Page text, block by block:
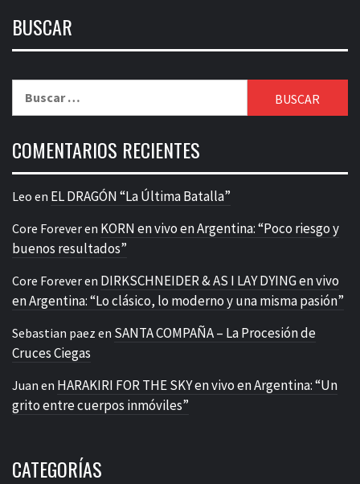
BUSCAR
COMENTARIOS RECIENTES
Leo en EL DRAGÓN “La Última Batalla”
Core Foreveren KORN en vivo en Argentina: “Poco riesgo y
buenos resultados”
Core Foreveren DIRKSCHNEIDER & AS I LAY DYING en vivo
en Argentina: “Lo clásico, lo moderno y una misma pasión”
Sebastian paez en SANTA COMPAÑA – La Procesión de
Cruces Ciegas
Juan en HARAKIRI FOR THE SKY en vivo en Argentina: “Un
grito entre cuerpos inmóviles”
CATEGORÍAS